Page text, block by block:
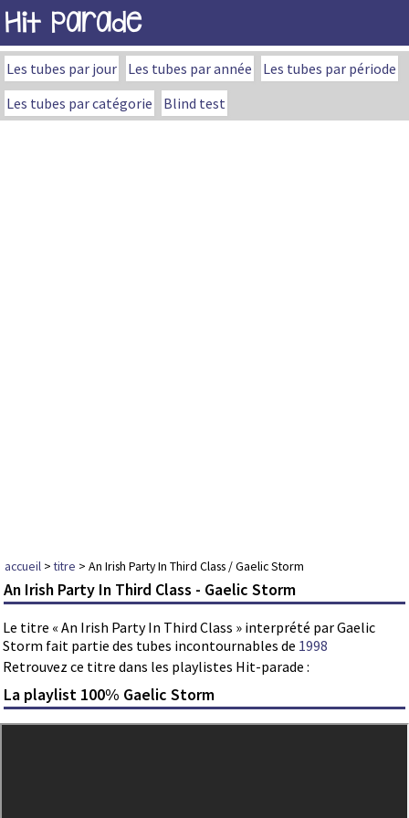
Hit Parade
Les tubes par jour Les tubes par année
Les tubes par période
Les tubes par catégorie
Blind test
accueil >titre > An Irish Party In Third Class / Gaelic Storm
An Irish Party In Third Class - Gaelic Storm
Le titre « An Irish Party In Third Class » interprété par Gaelic
Storm fait partie des tubes incontournables de 1998
Retrouvez ce titre dans les playlistes Hit-parade :
La playlist 100% Gaelic Storm